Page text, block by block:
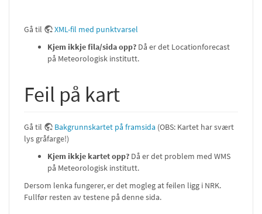
Gå til
XML-fil med punktvarsel
Kjem ikkje fila/sida opp? Då er det Locationforecast
på Meteorologisk institutt.
Feil på kart
Gå til Bakgrunnskartet på framsida (OBS: Kartet har svært
lys gråfarge!)
Kjem ikkje kartet opp? Då er det problem med WMS
på Meteorologisk institutt.
Dersom lenka fungerer, er det mogleg at feilen ligg i NRK.
Fullfør resten av testene på denne sida.